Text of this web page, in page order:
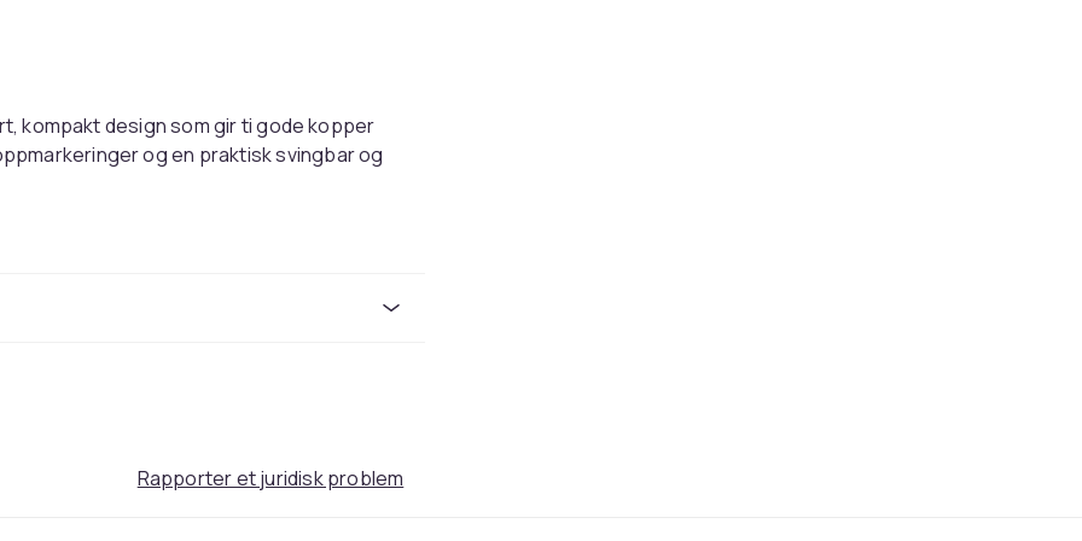
kompakt design som gir ti gode kopper
og en praktisk svingbar og
Rapporter et juridisk problem